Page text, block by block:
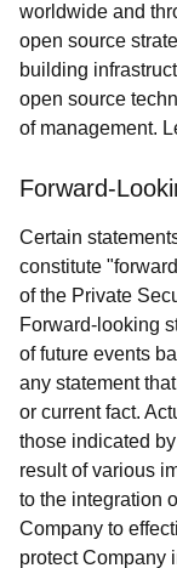
worldwide and
open source
building
open source
of management.
Forward-
Certain
constitute
of the Private
Forward-looking
of future events
any statement
or current fact.
those indicated
result of various
to the integration
Company to
protect Company